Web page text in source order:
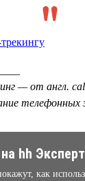
— от англ.
телефонных
hh Эксперт
как